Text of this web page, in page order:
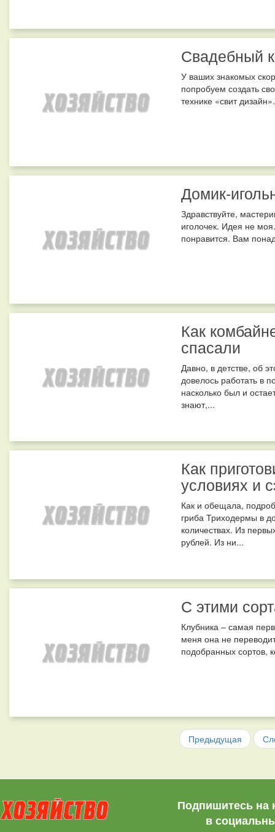
Свадебный
У ваших знакомых
попробуем создать
технике «свит
Домик-
Здравствуйте,
иголочек. Идея не
понравится. Вам
Как
спасали
Давно, в детстве, об
довелось работать в
насколько был и
знают,...
Как
условиях и
Как и обещала,
гриба Триходермы в
количествах. Из
рублей. Из ни...
С этими
Клубника – самая
меня она не
подобранных сортов,
Предыдущая
Подпишитесь на
в